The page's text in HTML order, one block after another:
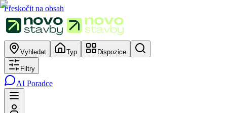
Přeskočit na obsah
Vyhledat Typ Dispozice
Filtry
AI Poradce